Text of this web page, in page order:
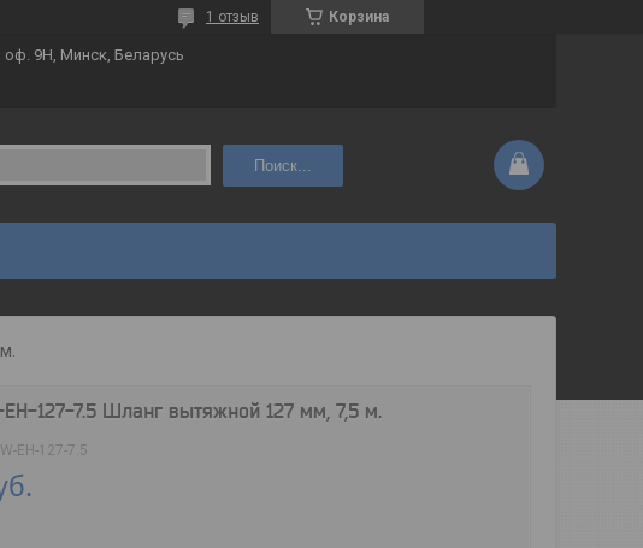
Корзина
1 отзыв
оф. 9Н, Минск, Беларусь
Поиск...
127-7.5 Шланг вытяжной 127 мм, 7,5 м.
EH-127-7.5